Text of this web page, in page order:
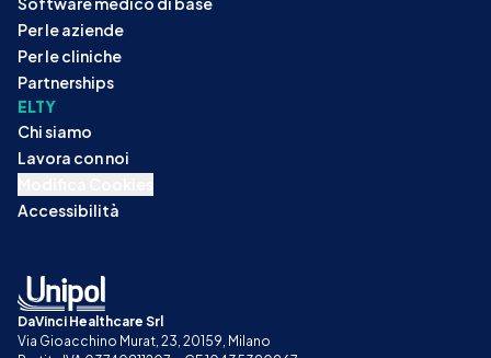
Per le aziende
Per le cliniche
Partnerships
ELTY
Chi siamo
Lavora con noi
Accessibilità
DaVinci Healthcare Srl
Via Gioacchino Murat, 23, 20159, Milano